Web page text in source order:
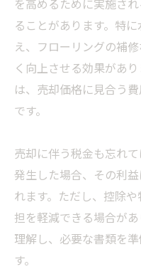
を高めるために実施さ
ることがあります。特
え、フローリングの補
く向上させる効果があ
は、売却価格に見合う
です。
売却に伴う税金も忘れ
発生した場合、その利
れます。ただし、控除
担を軽減できる場合が
理解し、必要な書類を
す。